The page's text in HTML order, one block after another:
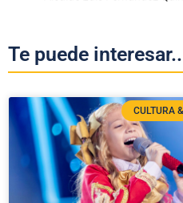
Te puede
CULTURA